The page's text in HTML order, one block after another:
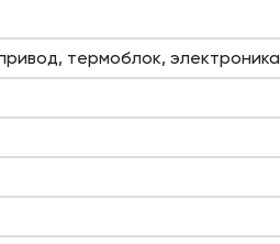
термоблок, электроника